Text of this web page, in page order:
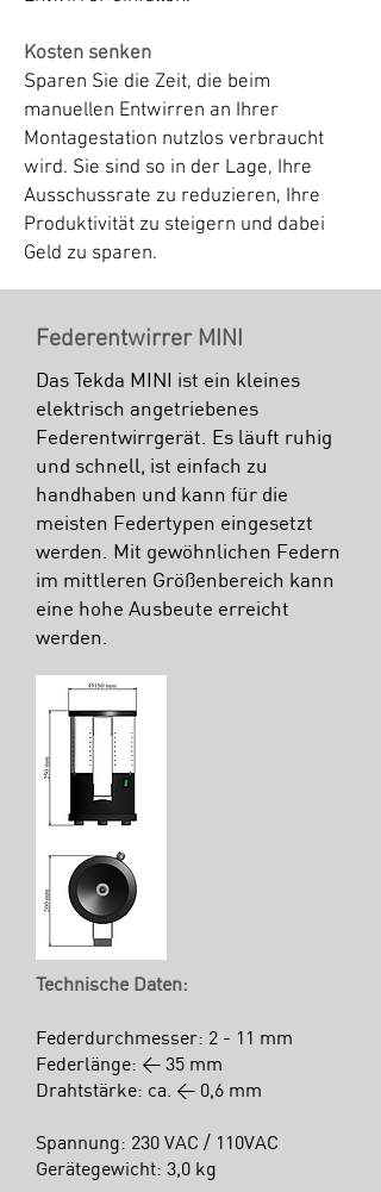
Kosten senken
Sparen Sie die Zeit, die beim
manuellen Entwirren an Ihrer
Montagestation nutzlos verbraucht
wird. Sie sind so in der Lage, Ihre
Ausschussrate zu reduzieren, Ihre
Produktivität zu steigern und dabei
Geld zu sparen.
Federentwirrer MINI
Das Tekda MINI ist ein kleines
elektrisch angetriebenes
Federentwirrgerät. Es läuft ruhig
und schnell, ist einfach zu
handhaben und kann für die
meisten Federtypen eingesetzt
werden. Mit gewöhnlichen Federn
im mittleren Größenbereich kann
eine hohe Ausbeute erreicht
werden.
Technische Daten:
Federdurchmesser: 2 - 11 mm
Federlänge: < 35 mm
Drahtstärke: ca. < 0,6 mm
Spannung: 230 VAC / 110VAC
Gerätegewicht: 3,0 kg